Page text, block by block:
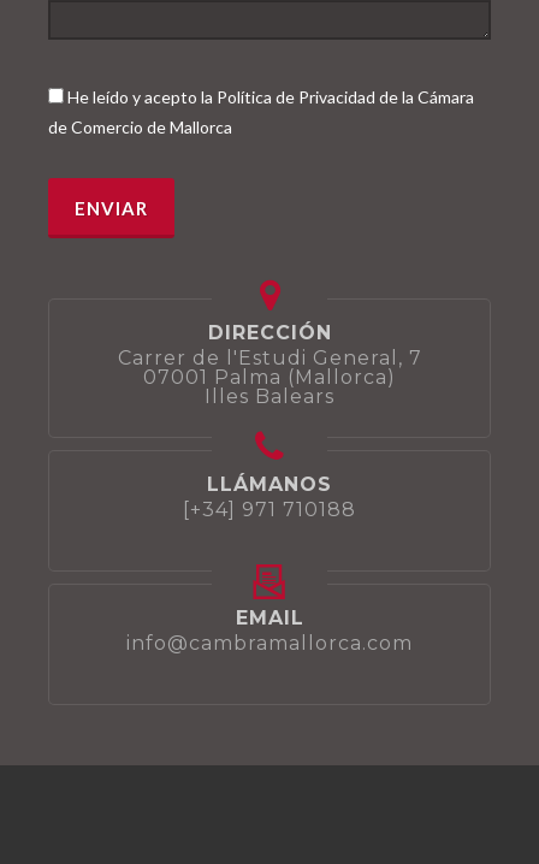
He leído y acepto la Política de Privacidad de la Cámara
de Comercio de Mallorca
DIRECCIÓN
Carrer de l'Estudi General, 7
07001 Palma (Mallorca)
Illes Balears
LLÁMANOS
[+34] 971 710188
EMAIL
info@cambramallorca.com